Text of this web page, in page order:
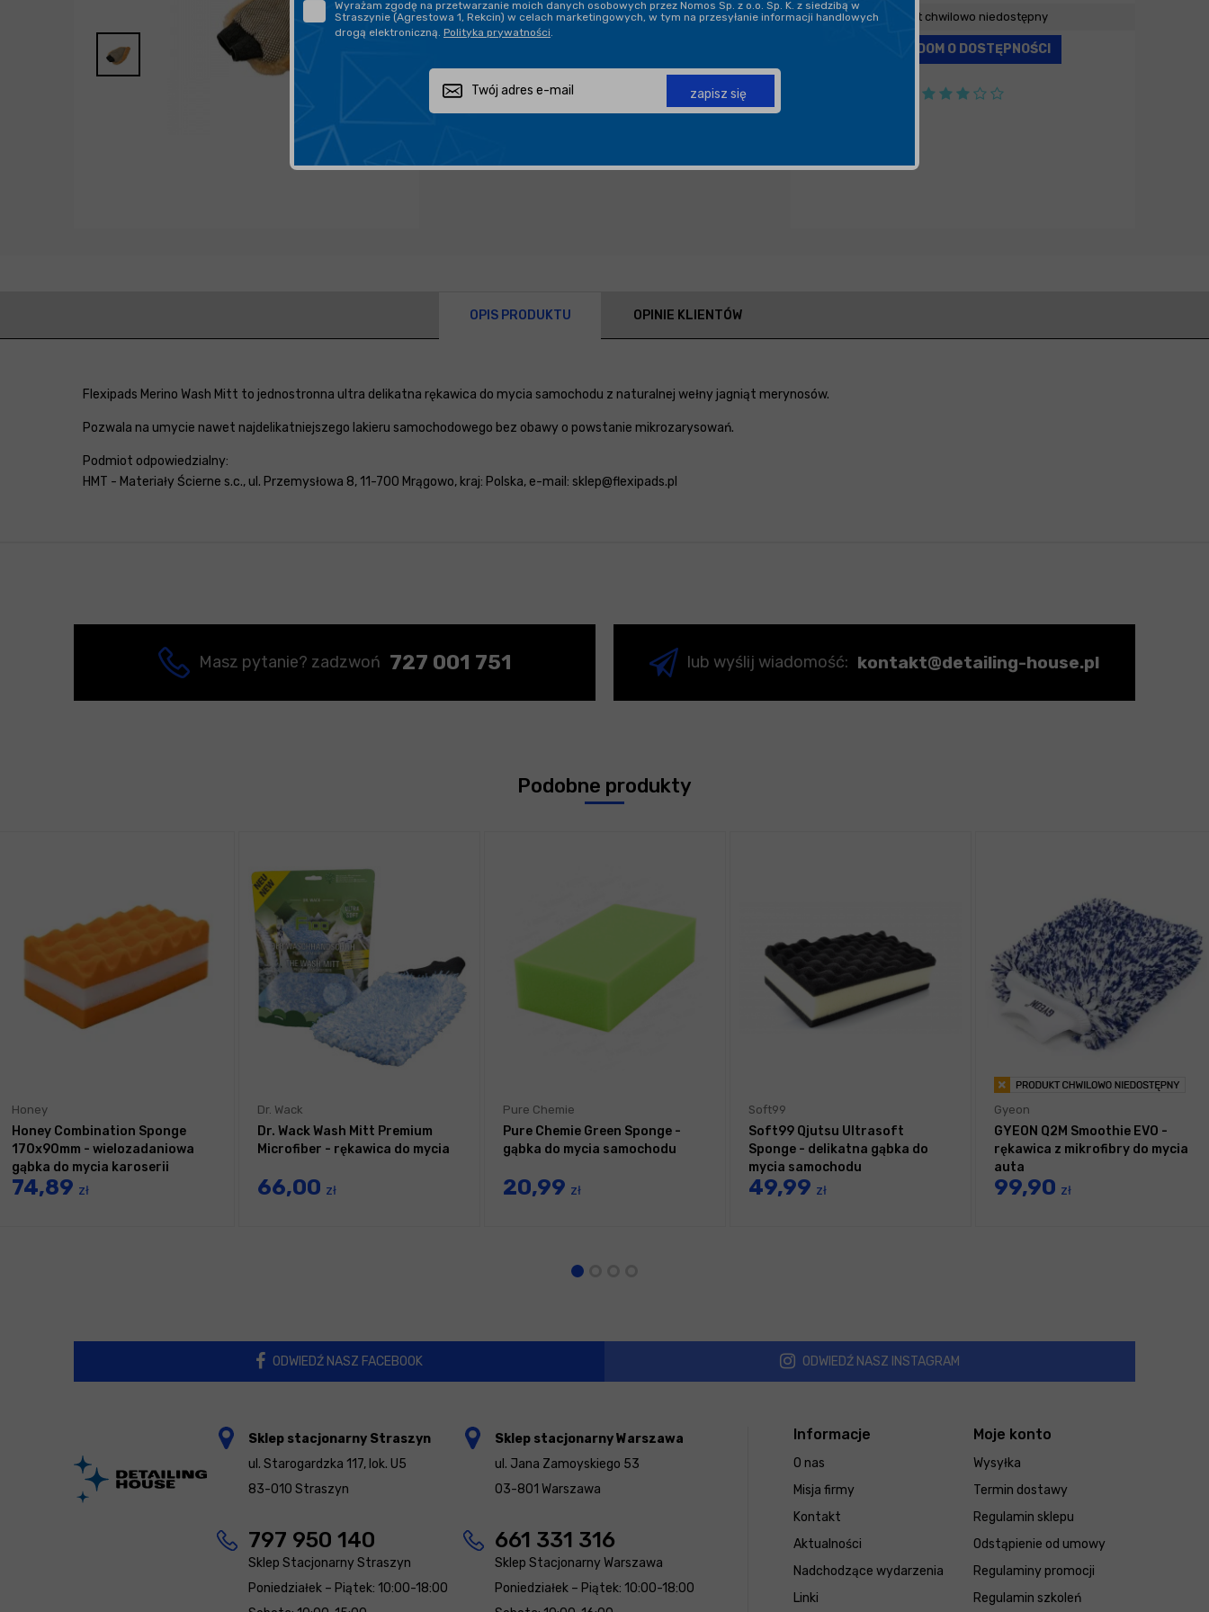
Zapytaj o produkt
Produkt chwilowo niedostępny
POWIADOM O DOSTĘPNOŚCI
OPIS PRODUKTU OPINIE KLIENTÓW
Flexipads Merino Wash Mitt to jednostronna ultra delikatna rękawica do mycia samochodu z naturalnej wełny jagniąt merynosów.
Pozwala na umycie nawet najdelikatniejszego lakieru samochodowego bez obawy o powstanie mikrozarysowań.
Podmiot odpowiedzialny:
HMT - Materiały Ścierne s.c., ul. Przemysłowa 8, 11-700 Mrągowo, kraj: Polska, e-mail: sklep@flexipads.pl
Masz pytanie? zadzwoń 727 001 751 lub wyślij wiadomość: kontakt@detailing-house.pl
Podobne produkty
Honey
Honey Combination Sponge
170x90mm - wielozadaniowa
gąbka do mycia karoserii
74,89 zł
Dr. Wack
Dr. Wack Wash Mitt Premium
Microfiber - rękawica do mycia
66,00 zł
Pure Chemie
Pure Chemie Green Sponge -
gąbka do mycia samochodu
20,99 zł
Soft99
Soft99 Qjutsu Ultrasoft
Sponge - delikatna gąbka do
mycia samochodu
49,99 zł
Gyeon
GYEON Q2M Smoothie EVO -
rękawica z mikrofibry do mycia
auta
99,90 zł
ODWIEDŹ NASZ FACEBOOK ODWIEDŹ NASZ INSTAGRAM
Wyrażam zgodę na przetwarzanie moich danych osobowych przez Nomos Sp. z o.o. Sp. K. z siedzibą w
Straszynie (Agrestowa 1, Rekcin) w celach marketingowych, w tym na przesyłanie informacji handlowych
drogą elektroniczną. Polityka prywatności
zapisz się
Informacje
O nas
Misja firmy
Kontakt
Aktualności
Nadchodzące wydarzenia
Linki
Moje konto
Wysyłka
Termin dostawy
Regulamin sklepu
Odstąpienie od umowy
Regulaminy promocji
Regulamin szkoleń
Sklep stacjonarny Straszyn
ul. Starogardzka 117, lok. U5
83-010 Straszyn
797 950 140
Sklep Stacjonarny Straszyn
Poniedziałek – Piątek: 10:00-18:00
Sklep stacjonarny Warszawa
ul. Jana Zamoyskiego 53
03-801 Warszawa
661 331 316
Sklep Stacjonarny Warszawa
Poniedziałek – Piątek: 10:00-18:00